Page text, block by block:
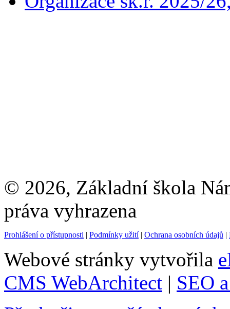
© 2026, Základní škola
práva vyhrazena
Prohlášení o přístupnosti | Podmínky užití| Ochrana osobních údajů |
Webové stránky vytvořila
CMS WebArchitect | SEO